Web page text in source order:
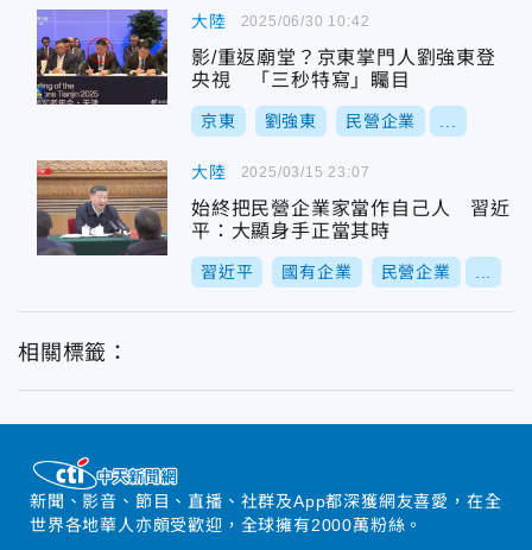
大陸
影/重返廟堂？京東掌門人劉強東登
央視 「三秒特寫」矚目
京東 劉強東 民營企業
2025/06/30 10:42
大陸
始終把民營企業家當作自己人 習近
平：大顯身手正當其時
習近平 國有企業 民營企業
2025/03/15 23:07
相關標籤：
新聞、影音、節目、直播、社群及App都深獲網友喜愛，在全
世界各地華人亦頗受歡迎，全球擁有2000萬粉絲。